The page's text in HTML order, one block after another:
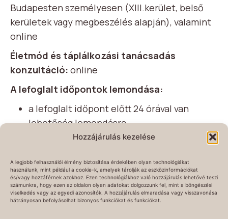
Hozzájárulás kezelése
A legjobb felhasználói élmény biztosítása érdekében olyan technológiákat
használunk, mint például a cookie-k, amelyek tárolják az eszközinformációkat
és/vagy hozzáférnek azokhoz. Ezen technológiákhoz való hozzájárulás lehetővé teszi
számunkra, hogy ezen az oldalon olyan adatokat dolgozzunk fel, mint a böngészési
viselkedés vagy az egyedi azonosítók. A hozzájárulás elmaradása vagy visszavonása
hátrányosan befolyásolhat bizonyos funkciókat és funkciókat.
Budapesten személyesen (XIII.kerület, belső
kerületek vagy megbeszélés alapján), valamint
online
Életmód és táplálkozási tanácsadás
konzultáció: online
A lefoglalt időpontok lemondása:
a lefoglalt időpont előtt 24 órával van
lehetőség lemondásra
ha a lemondás 24 órán belül történik meg,
torna/alkalom árát)
Gyógytornát más gyógytornász kollégával